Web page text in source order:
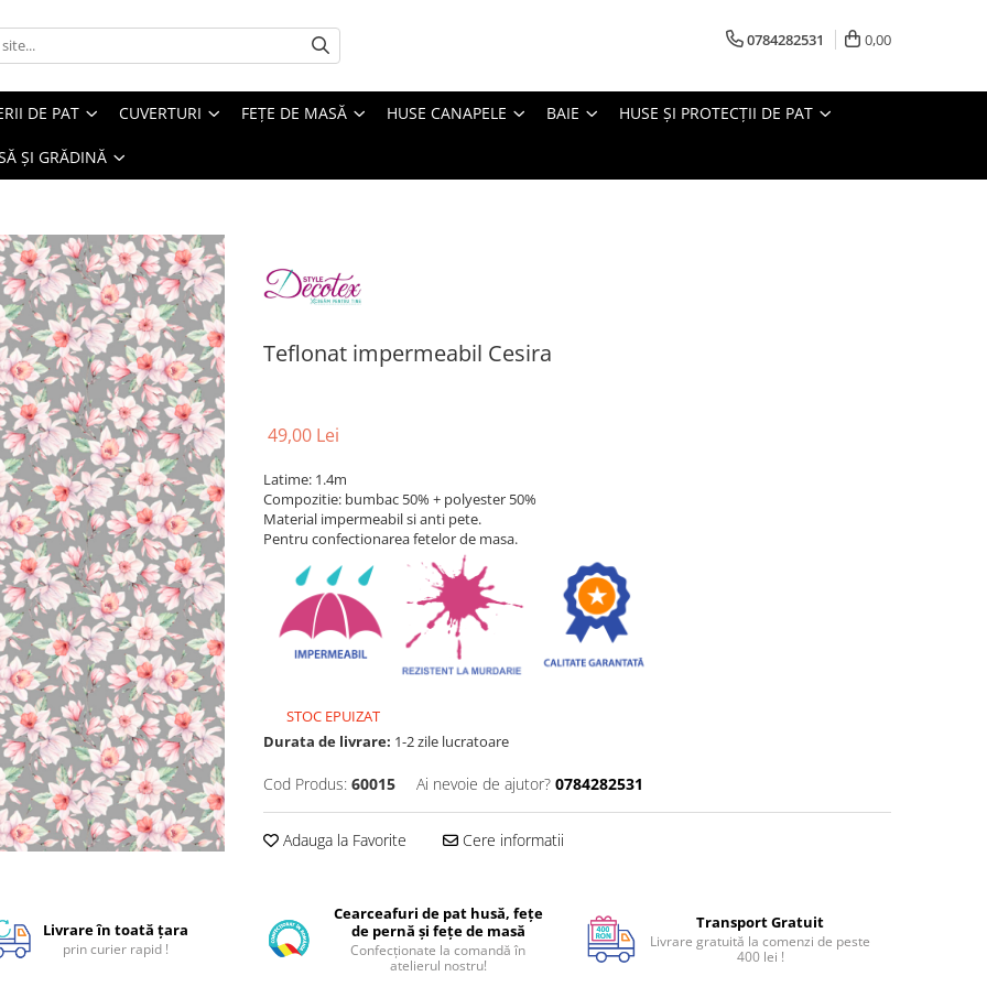
0784282531 0,00
DE PAT CUVERTURI FEȚE DE MASĂ HUSE CANAPELE BAIE HUSE ȘI PROTECȚII DE PAT
ȘI GRĂDINĂ
Teflonat impermeabil Cesira
49,00 Lei
Latime: 1.4m
Compozitie: bumbac 50% + polyester 50%
Material impermeabil si anti pete.
Pentru confectionarea fetelor de masa.
STOC EPUIZAT
Durata de livrare: 1-2 zile lucratoare
Cod Produs: 60015 Ai nevoie de ajutor? 0784282531
Adauga la Favorite Cere informatii
Livrare în toată țara
prin curier rapid !
Cearceafuri de pat husă, fețe
de pernă și fețe de masă
Confecționate la comandă în
atelierul nostru!
Transport Gratuit
Livrare gratuită la comenzi de peste
400 lei !